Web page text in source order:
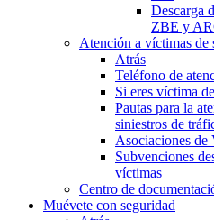
Descarga
ZBE y
Atención a víctimas de
Atrás
Teléfono de
Si eres víctima
Pautas para la
siniestros de
Asociaciones de
Subvenciones
víctimas
Centro de
Muévete con seguridad